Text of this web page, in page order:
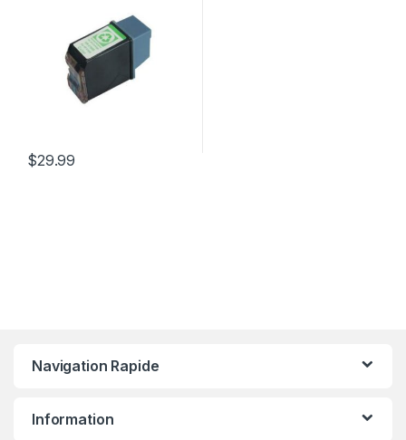
$29.99
Navigation Rapide
Information